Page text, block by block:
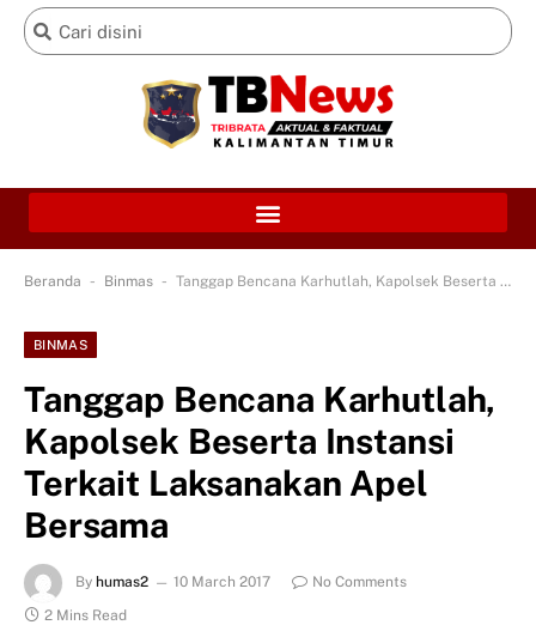
Beranda - Binmas - Tanggap Bencana Karhutlah, Kapolsek Beserta Instansi Terkait Laksanakan Apel Bersama
BINMAS
Tanggap Bencana Karhutlah,
Kapolsek Beserta Instansi
Terkait Laksanakan Apel
Bersama
By humas2 10 March 2017
No Comments
2 Mins Read